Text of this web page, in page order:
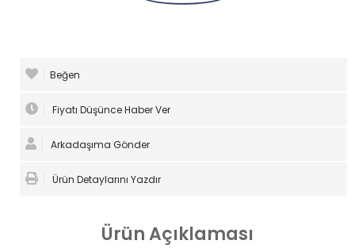
Beğen
Fiyatı Düşünce Haber Ver
Arkadaşıma Gönder
Ürün Detaylarını Yazdır
ÜrünAçıklaması